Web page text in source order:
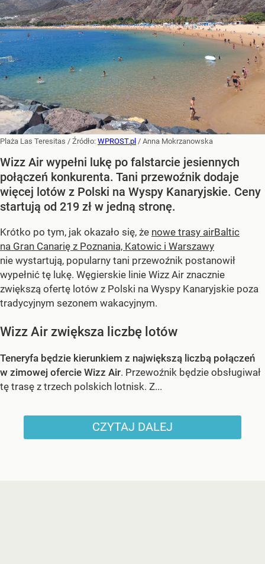
Plaża Las Teresitas / Źródło: WPROST.pl / Anna Mokrzanowska
Wizz Air wypełni lukę po falstarcie jesiennych
połączeń konkurenta. Tani przewoźnik dodaje
więcej lotów z Polski na Wyspy Kanaryjskie. Ceny
startują od 219 zł w jedną stronę.
Krótko po tym, jak okazało się, że nowe trasy airBaltic
na Gran Canarię z Poznania, Katowic i Warszawy
nie wystartują, popularny tani przewoźnik postanowił
wypełnić tę lukę. Węgierskie linie Wizz Air znacznie
zwiększą ofertę lotów z Polski na Wyspy Kanaryjskie poza
tradycyjnym sezonem wakacyjnym.
Wizz Air zwiększa liczbę lotów
Teneryfa będzie kierunkiem z największą liczbą połączeń
w zimowej ofercie Wizz Air. Przewoźnik będzie obsługiwał
tę trasę z trzech polskich lotnisk. Z...
CZYTAJ DALEJ